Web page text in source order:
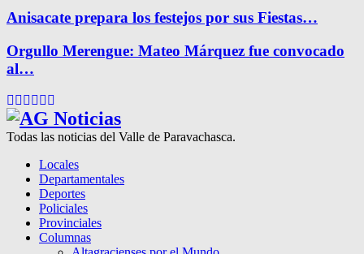
Anisacate prepara los festejos por sus Fiestas…
Orgullo Merengue: Mateo Márquez fue convocado
al…
Facebook
Twitter
Instagram
Pinterest
Google
Todas las noticias del Valle de Paravachasca.
Locales
Departamentales
Deportes
Policiales
Provinciales
Columnas